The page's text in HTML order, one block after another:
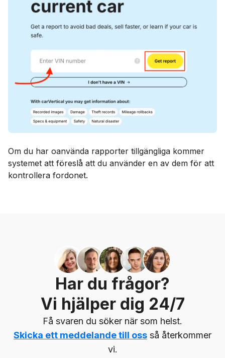
Om du har oanvända rapporter tillgängliga kommer
systemet att föreslå att du använder en av dem för att
kontrollera fordonet.
Har du frågor?
Vi hjälper dig 24/7
Få svaren du söker när som helst.
Skicka ett meddelande till oss så återkommer
vi.